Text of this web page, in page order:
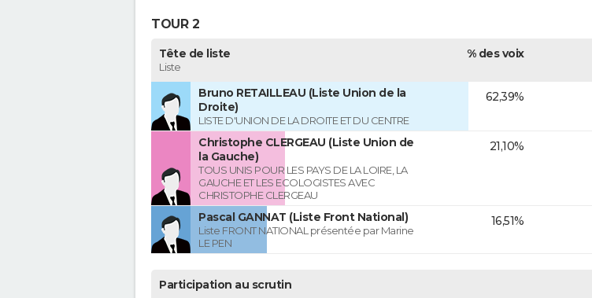
TOUR 2
Tête de liste
Liste
% des voix
Bruno RETAILLEAU (Liste Union de la
Droite)
LISTE D'UNION DE LA DROITE ET DU CENTRE
62,39%
Christophe CLERGEAU (Liste Union de
la Gauche)
TOUS UNIS POUR LES PAYS DE LA LOIRE, LA
GAUCHE ET LES ECOLOGISTES AVEC
CHRISTOPHE CLERGEAU
21,10%
Pascal GANNAT (Liste Front National)
Liste FRONT NATIONAL présentée par Marine
LE PEN
16,51%
Participation au scrutin